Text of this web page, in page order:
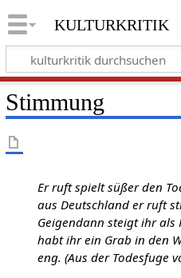
kulturkritik
Stimmung
Er ruft spielt süßer den
aus Deutschland er ruft
Geigendann steigt ihr als
habt ihr ein Grab in den
eng. (Aus der Todesfuge